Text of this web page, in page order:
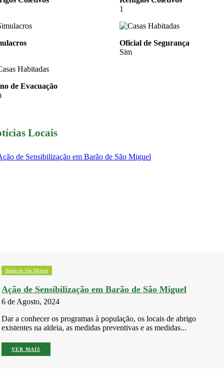
1
Oficial de Segurança
Sim
de Evacuação
Locais
Barão de São Miguel
Ação de Sensibilização em Barão de São Miguel
6 de Agosto, 2024
Dar a conhecer os programas à população, os locais de abrigo
existentes na aldeia, as medidas preventivas e as medidas...
VER MAIS